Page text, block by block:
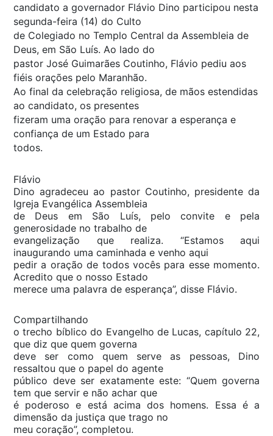
candidato a governador Flávio Dino participou nesta
segunda-feira (14) do Culto
de Colegiado no Templo Central da Assembleia de
Deus, em São Luís. Ao lado do
pastor José Guimarães Coutinho, Flávio pediu aos
fiéis orações pelo Maranhão.
Ao final da celebração religiosa, de mãos estendidas
ao candidato, os presentes
fizeram uma oração para renovar a esperança e
confiança de um Estado para
todos.
Flávio
Dino agradeceu ao pastor Coutinho, presidente da
Igreja Evangélica Assembleia
de Deus em São Luís, pelo convite e pela
generosidade no trabalho de
evangelização que realiza. “Estamos aqui
inaugurando uma caminhada e venho aqui
pedir a oração de todos vocês para esse momento.
Acredito que o nosso Estado
merece uma palavra de esperança”, disse Flávio.
Compartilhando
o trecho bíblico do Evangelho de Lucas, capítulo 22,
que diz que quem governa
deve ser como quem serve as pessoas, Dino
ressaltou que o papel do agente
público deve ser exatamente este: “Quem governa
tem que servir e não achar que
é poderoso e está acima dos homens. Essa é a
dimensão da justiça que trago no
meu coração”, completou.